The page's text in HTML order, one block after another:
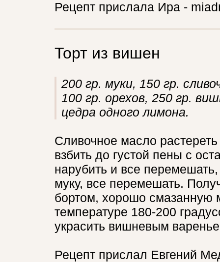
Рецепт прислала Ира -
Торт из вишен
200 гр. муки, 150 гр.
100 гр. орехов, 250 гр.
цедра одного лимона.
Сливочное масло
взбить до густой пены с
нарубить и все
муку, все перемешать.
бортом, хорошо смазанную
температуре 180-200
украсить вишневым
Рецепт прислал Евгений